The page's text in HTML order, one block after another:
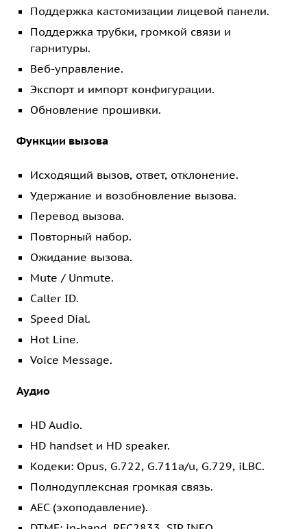
Поддержка кастомизации лицевой панели.
Поддержка трубки, громкой связи и
гарнитуры.
Веб-управление.
Экспорт и импорт конфигурации.
Обновление прошивки.
Функции вызова
Исходящий вызов, ответ, отклонение.
Удержание и возобновление вызова.
Перевод вызова.
Повторный набор.
Ожидание вызова.
Mute / Unmute.
Caller ID.
Speed Dial.
Hot Line.
Voice Message.
Аудио
HD Audio.
HD handset и HD speaker.
Кодеки: Opus, G.722, G.711a/u, G.729, iLBC.
Полнодуплексная громкая связь.
AEC (эхоподавление).